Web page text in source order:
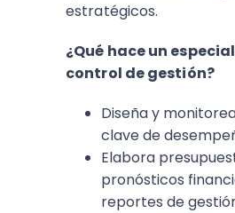
estratégicos.
¿Qué hace un
control de gestión?
Diseña y
clave de
Elabora
pronósticos
reportes de